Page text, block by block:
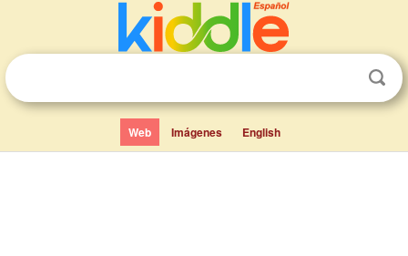
Web Imágenes English